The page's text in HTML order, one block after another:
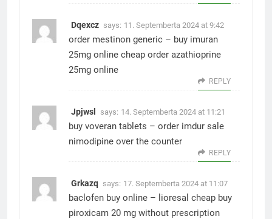
Dqexcz says: 11. Septemberta 2024 at 9:42
order mestinon generic – buy imuran
25mg online cheap order azathioprine
25mg online
REPLY
Jpjwsl says: 14. Septemberta 2024 at 11:21
buy voveran tablets – order imdur sale
nimodipine over the counter
REPLY
Grkazq says: 17. Septemberta 2024 at 11:07
baclofen buy online – lioresal cheap buy
piroxicam 20 mg without prescription